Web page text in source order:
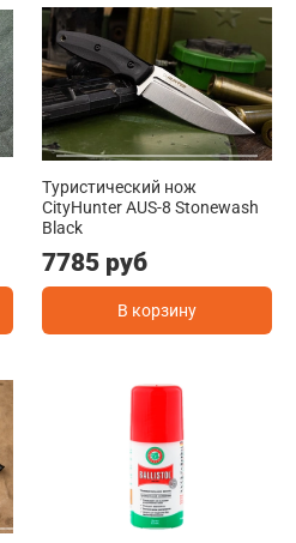
Туристичеcкий нож
CityHunter AUS-8 Stonewash
Black
7785 руб
В корзину